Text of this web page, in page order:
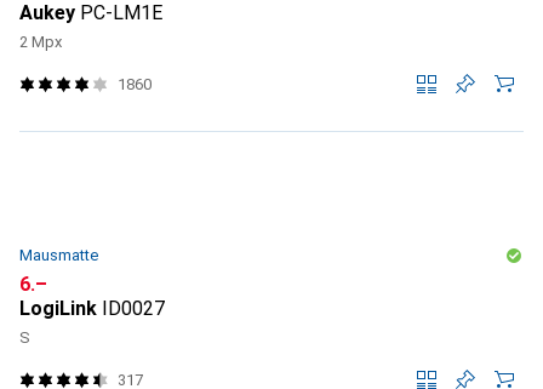
Aukey PC-LM1E
2 Mpx
1860
Mausmatte
CHF
6.–
LogiLink
ID0027
S
317